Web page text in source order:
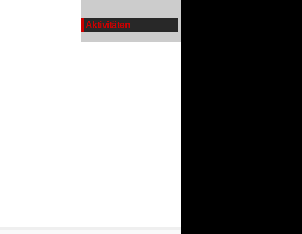
Aktivitäten